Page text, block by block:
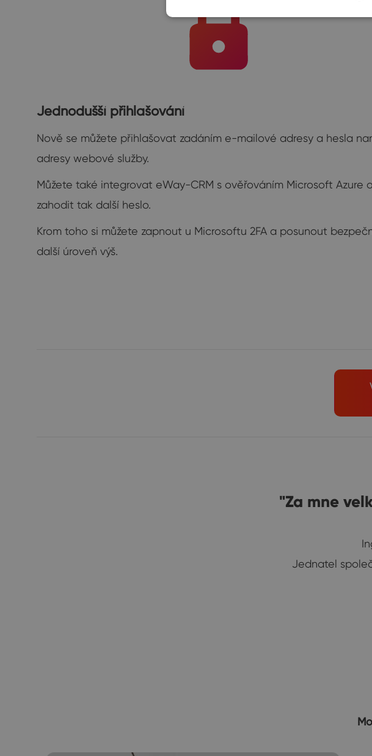
Jednodušší přihlašování
Nově se můžete přihlašovat zadáním e-mailové adresy a hesla
adresy webové služby.
Můžete také integrovat eWay-CRM s ověřováním Microsoft Azure a
zahodit tak další heslo.
Krom toho si můžete zapnout u Microsoftu 2FA a posunout
další úroveň výš.
"Za mne
Jednatel